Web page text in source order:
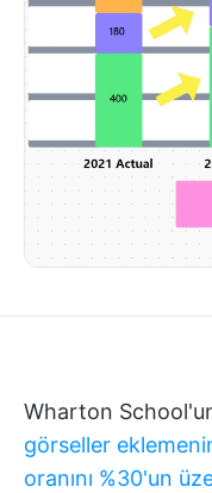
Wharton
görseller
oranını %30'un